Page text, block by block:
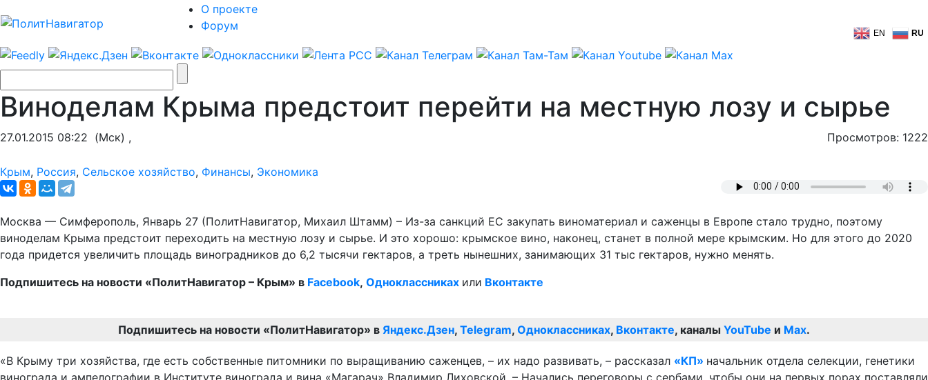
О проекте
Форум
EN RU
Виноделам Крыма предстоит перейти на местную лозу и сырье
27.01.2015 08:22 (Мск) , Просмотров: 1222
Крым, Россия, Сельское хозяйство, Финансы, Экономика
Москва — Симферополь, Январь 27 (ПолитНавигатор, Михаил Штамм) – Из-за санкций ЕС закупать виноматериал и саженцы в Европе стало трудно, поэтому
виноделам Крыма предстоит переходить на местную лозу и сырье. И это хорошо: крымское вино, наконец, станет в полной мере крымским. Но для этого до 2020
года придется увеличить площадь виноградников до 6,2 тысячи гектаров, а треть нынешних, занимающих 31 тыс гектаров, нужно менять.
Подпишитесь на новости «ПолитНавигатор – Крым» в Facebook, Одноклассниках или Вконтакте
Подпишитесь на новости «ПолитНавигатор» в Яндекс.Дзен, Telegram, Одноклассниках, Вконтакте, каналы YouTube и Max.
«В Крыму три хозяйства, где есть собственные питомники по выращиванию саженцев, – их надо развивать, – рассказал «КП» начальник отдела селекции, генетики
винограда и ампелографии в Институте винограда и вина «Магарач» Владимир Лиховской. – Начались переговоры с сербами, чтобы они на первых порах поставляли